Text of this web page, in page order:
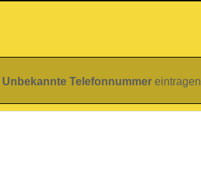
Unbekannte Telefonnummer eintragen